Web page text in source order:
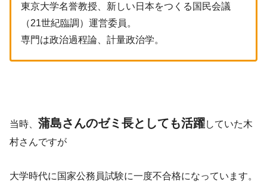
東京大学名誉教授、新しい日本をつくる国民会議
（21世紀臨調）運営委員。
専門は政治過程論、計量政治学。
当時、 蒲島さんのゼミ長としても活躍していた木
村さんですが
大学時代に国家公務員試験に一度不合格になっています。